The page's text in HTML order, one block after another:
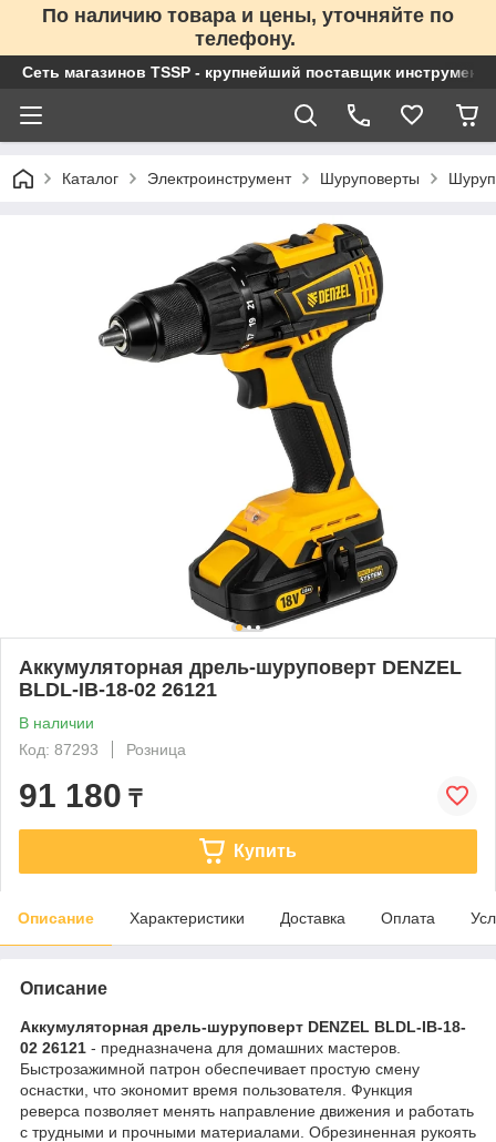
По наличию товара и цены, уточняйте по
телефону.
Сеть магазинов TSSP - крупнейший поставщик
Каталог Электроинструмент Шуруповерты
Аккумуляторная дрель-шуруповерт DENZEL
BLDL-IB-18-02 26121
В наличии
Код: 87293
Розница
91 180 ₸
Купить
Описание Характеристики Доставка Оплата
Описание
Аккумуляторная дрель-шуруповерт DENZEL BLDL-IB-18-
02 26121 - предназначена для домашних мастеров.
Быстрозажимной патрон обеспечивает простую смену
оснастки, что экономит время пользователя. Функция
реверса позволяет менять направление движения и работать
с трудными и прочными материалами. Обрезиненная рукоять